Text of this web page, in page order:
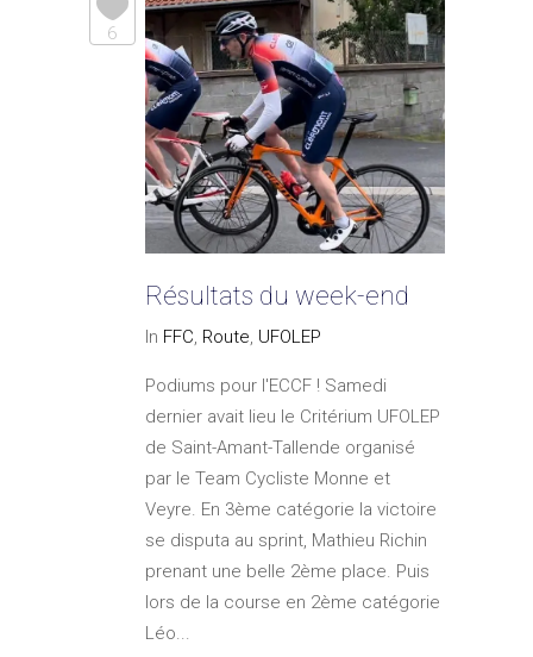
6
Résultats du week-end
In FFC, Route, UFOLEP
Podiums pour l'ECCF ! Samedi
dernier avait lieu le Critérium UFOLEP
de Saint-Amant-Tallende organisé
par le Team Cycliste Monne et
Veyre. En 3ème catégorie la victoire
se disputa au sprint, Mathieu Richin
prenant une belle 2ème place. Puis
lors de la course en 2ème catégorie
Léo...